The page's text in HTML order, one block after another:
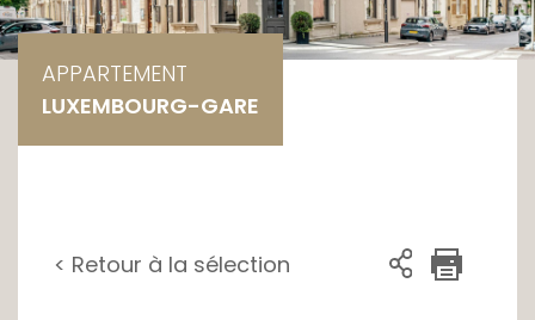
APPARTEMENT
LUXEMBOURG-GARE
< Retour à la sélection